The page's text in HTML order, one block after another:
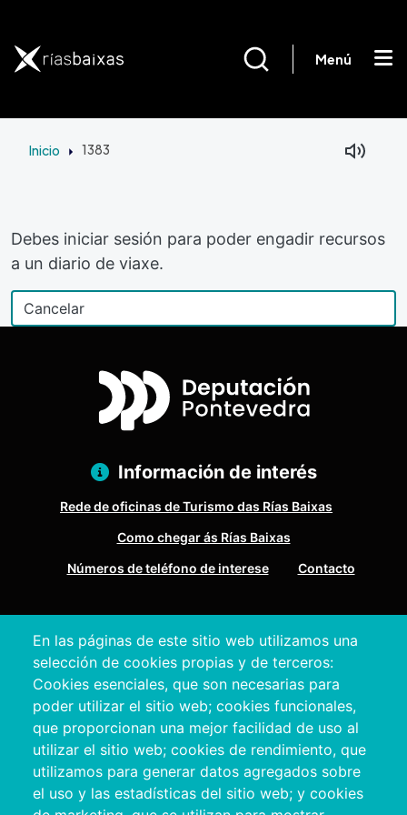
Menú
Inicio 1383
Debes iniciar sesión para poder engadir recursos
a un diario de viaxe.
En las páginas de este sitio web utilizamos una
selección de cookies propias y de terceros:
Cookies esenciales, que son necesarias para
poder utilizar el sitio web; cookies funcionales,
que proporcionan una mejor facilidad de uso al
utilizar el sitio web; cookies de rendimiento, que
utilizamos para generar datos agregados sobre
el uso y las estadísticas del sitio web; y cookies
Información de interés
Rede de oficinas de Turismo das Rías Baixas
Como chegar ás Rías Baixas
Números de teléfono de interese
Contacto
Pontevedra
+34 986 804 100 | +34 986 804 124